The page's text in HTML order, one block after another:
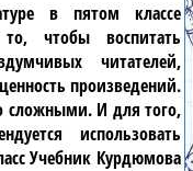
в пятом классе
чтобы воспитать
читателей,
произведений.
сложными. И для того,
использовать
Учебник Курдюмова